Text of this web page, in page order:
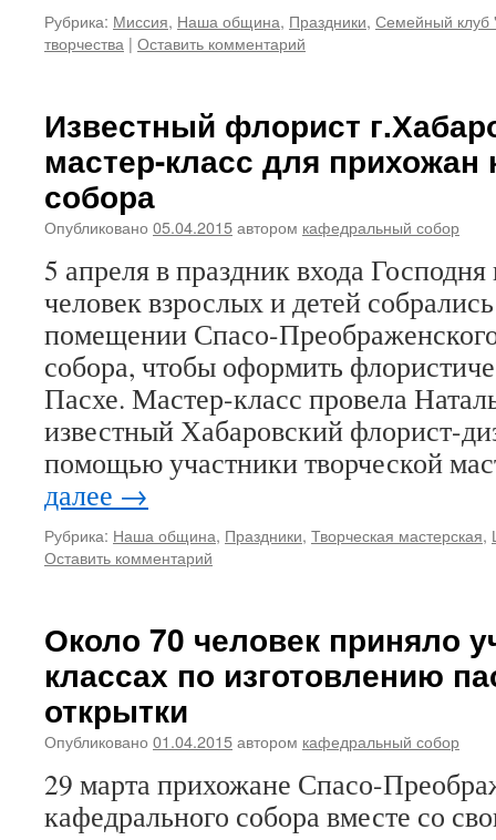
Рубрика: Миссия, Наша община, Праздники, Семейный клуб
творчества | Оставить комментарий
Известный флорист
мастер-класс для
собора
Опубликовано 05.04.2015автором кафедральный собор
5 апреля в праздник входа
человек взрослых и детей
помещении Спасо-
собора, чтобы оформить
Пасхе. Мастер-класс провела
известный Хабаровский флорист-
помощью участники творческой
далее →
Рубрика: Наша община, Праздники, Творческая мастерская,
Оставить комментарий
Около 70 человек приняло
классах по изготовлению
открытки
Опубликовано 01.04.2015автором кафедральный собор
29 марта прихожане Спасо-
кафедрального собора вместе со